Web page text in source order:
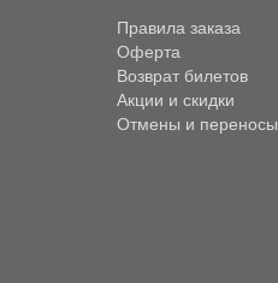
Правила заказа
Оферта
Возврат билетов
Акции и скидки
Отмены и переносы